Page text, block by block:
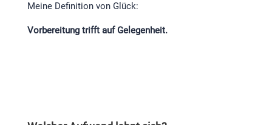
Meine Definition von Glück:
Vorbereitung trifft auf Gelegenheit.